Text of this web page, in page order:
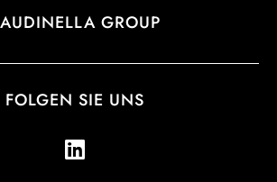
GROUP
FOLGEN SIE UNS